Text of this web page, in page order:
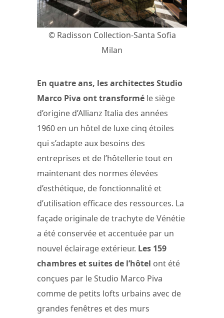
© Radisson Collection-Santa Sofia
Milan
En quatre ans, les architectes Studio
Marco Piva ont transformé le siège
d’origine d’Allianz Italia des années
1960 en un hôtel de luxe cinq étoiles
qui s’adapte aux besoins des
entreprises et de l’hôtellerie tout en
maintenant des normes élevées
d’esthétique, de fonctionnalité et
d’utilisation efficace des ressources. La
façade originale de trachyte de Vénétie
a été conservée et accentuée par un
nouvel éclairage extérieur. Les 159
chambres et suites de l’hôtel ont été
conçues par le Studio Marco Piva
comme de petits lofts urbains avec de
grandes fenêtres et des murs